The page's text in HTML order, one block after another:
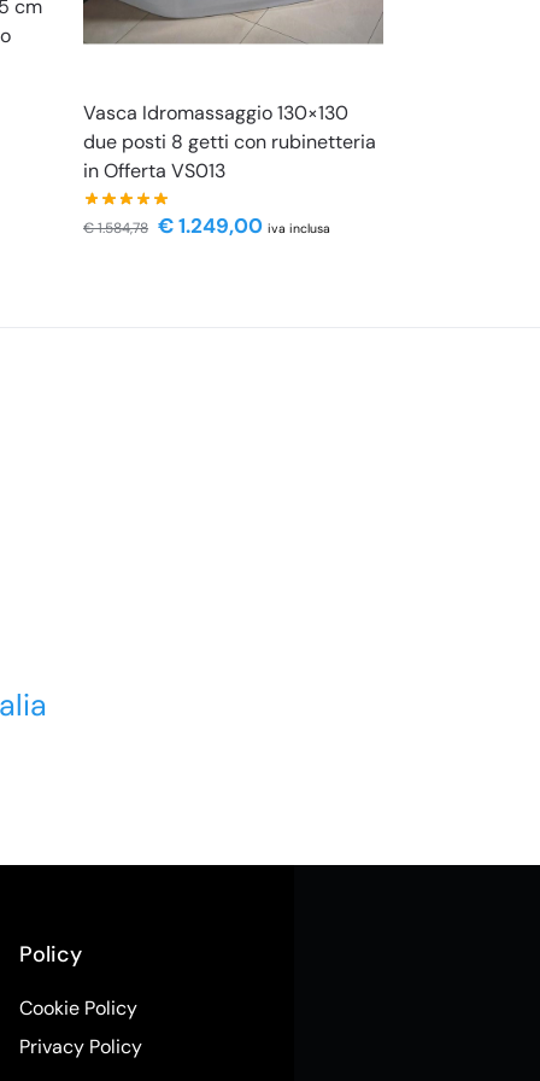
cm
Vasca Idromassaggio 130×130
due posti 8 getti con rubinetteria
in Offerta VS013
€1.584,78 €1.249,00 iva inclusa
Policy
Cookie Policy
Privacy Policy